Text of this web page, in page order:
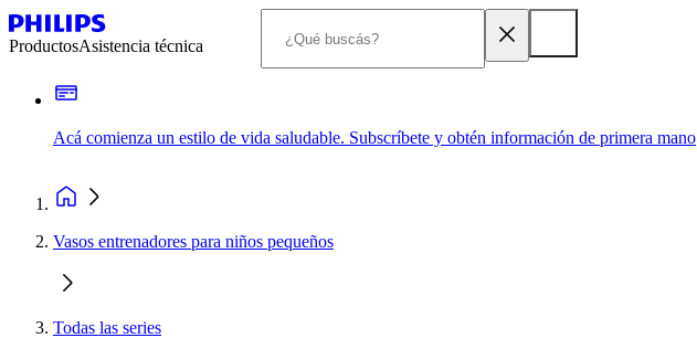
ProductosAsistencia técnica
Acá comienza un estilo de vida saludable. Subscríbete y obtén información de primera mano
Vasos entrenadores para niños pequeños
Todas las series